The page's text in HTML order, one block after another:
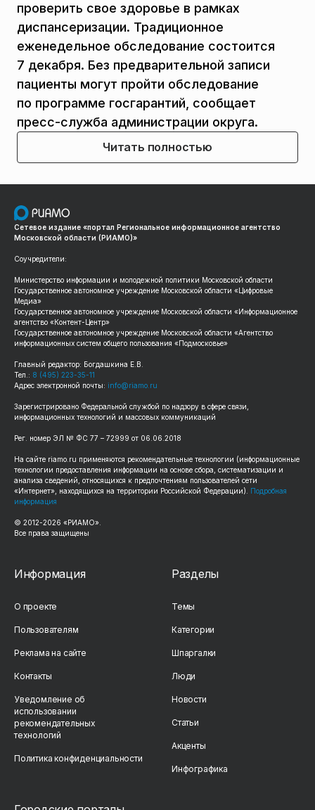
проверить свое здоровье в рамках
диспансеризации. Традиционное
еженедельное обследование состоится
7 декабря. Без предварительной записи
пациенты могут пройти обследование
по программе госгарантий, сообщает
пресс-служба администрации округа.
Читать полностью
Сетевое издание «портал Региональное информационное агентство
Московской области (РИАМО)»
Соучредители:
Министерство информации и молодежной политики Московской области
Государственное автономное учреждение Московской области «Цифровые
Медиа»
Государственное автономное учреждение Московской области «Информационное
агентство «Контент-Центр»
Государственное автономное учреждение Московской области «Агентство
информационных систем общего пользования «Подмосковье»
Главный редактор: Богдашкина Е.В.
Тел.: 8 (495) 223-35-11
Адрес электронной почты: info@riamo.ru
Зарегистрировано Федеральной службой по надзору в сфере связи,
информационных технологий и массовых коммуникаций
Рег. номер ЭЛ № ФС 77 – 72999 от 06.06.2018
На сайте riamo.ru применяются рекомендательные технологии (информационные
технологии предоставления информации на основе сбора, систематизации и
анализа сведений, относящихся к предпочтениям пользователей сети
«Интернет», находящихся на территории Российской Федерации). Подробная
информация
© 2012-2026 «РИАМО».
Все права защищены
Информация
О проекте
Пользователям
Реклама на сайте
Контакты
Уведомление об
использовании
рекомендательных
технологий
Политика конфиденциальности
Разделы
Темы
Категории
Шпаргалки
Люди
Новости
Статьи
Акценты
Инфографика